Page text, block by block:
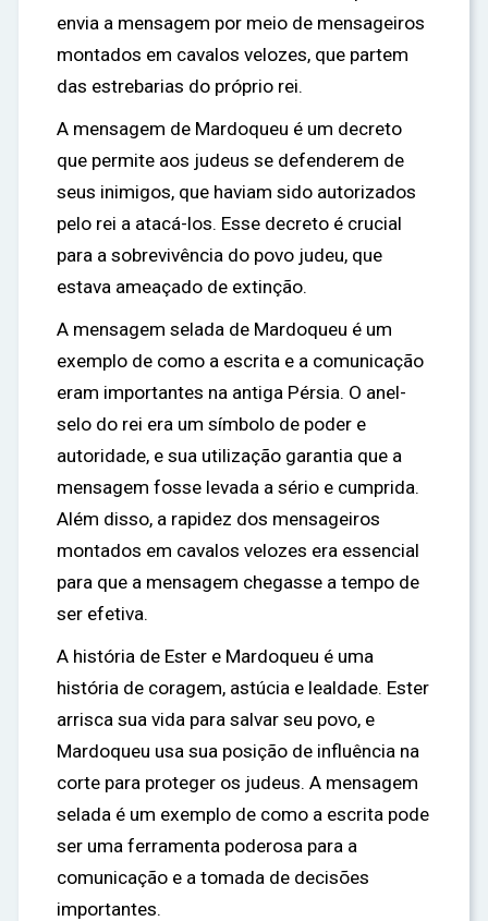
envia a mensagem por meio de mensageiros
montados em cavalos velozes, que partem
das estrebarias do próprio rei.
A mensagem de Mardoqueu é um decreto
que permite aos judeus se defenderem de
seus inimigos, que haviam sido autorizados
pelo rei a atacá-los. Esse decreto é crucial
para a sobrevivência do povo judeu, que
estava ameaçado de extinção.
A mensagem selada de Mardoqueu é um
exemplo de como a escrita e a comunicação
eram importantes na antiga Pérsia. O anel-
selo do rei era um símbolo de poder e
autoridade, e sua utilização garantia que a
mensagem fosse levada a sério e cumprida.
Além disso, a rapidez dos mensageiros
montados em cavalos velozes era essencial
para que a mensagem chegasse a tempo de
ser efetiva.
A história de Ester e Mardoqueu é uma
história de coragem, astúcia e lealdade. Ester
arrisca sua vida para salvar seu povo, e
Mardoqueu usa sua posição de influência na
corte para proteger os judeus. A mensagem
selada é um exemplo de como a escrita pode
ser uma ferramenta poderosa para a
comunicação e a tomada de decisões
importantes.